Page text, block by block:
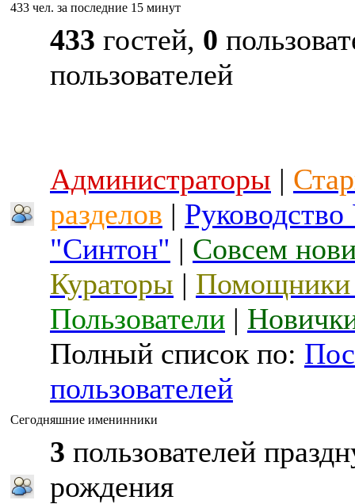
433 чел. за последние 15 минут
433 гостей, 0
пользователей
Администраторы |
разделов |
"Синтон" | Совсем
Кураторы | Помощники
Пользователи |
Полный список по:
пользователей
Сегодняшние именинники
3 пользователей
рождения